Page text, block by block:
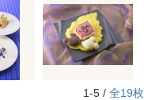
1-5 / 全19枚